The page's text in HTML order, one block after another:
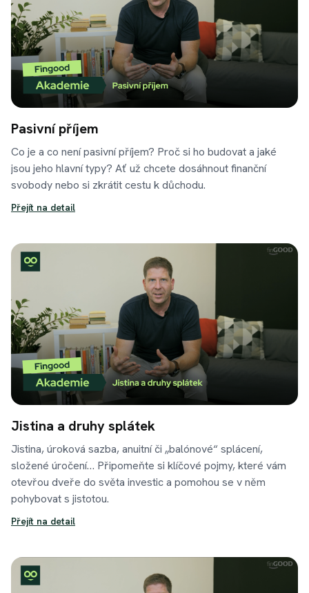
Pasivní příjem
Co je a co není pasivní příjem? Proč si ho budovat a jaké
jsou jeho hlavní typy? Ať už chcete dosáhnout finanční
svobody nebo si zkrátit cestu k důchodu.
Přejít na detail
Jistina a druhy splátek
Jistina, úroková sazba, anuitní či „balónové“ splácení,
složené úročení… Připomeňte si klíčové pojmy, které vám
otevřou dveře do světa investic a pomohou se v něm
pohybovat s jistotou.
Přejít na detail